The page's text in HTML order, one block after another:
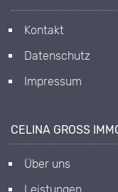
Kontakt
Datenschutz
Impressum
CELINA GROSS
Über uns